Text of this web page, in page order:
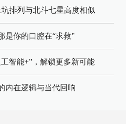
排列与北斗七星高度相似
是你的口腔在“求救”
工智能+”，解锁更多新可能
内在逻辑与当代回响